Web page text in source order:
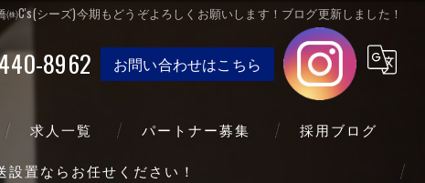
㈱C's(シーズ)今期もどうぞよろしくお願いします！ブログ更新しました！
8962 お問い合わせはこちら
求人一覧 パートナー募集 採用ブログ
置ならお任せください！